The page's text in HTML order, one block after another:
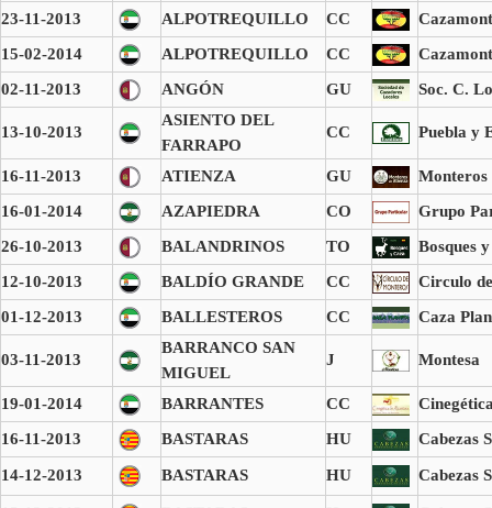
23-11-2013 ALPOTREQUILLO CC
15-02-2014
ALPOTREQUILLO CC
02-11-2013
ANGÓN GU Soc. C.
13-10-2013
ASIENTO DEL
FARRAPO
CC Puebla y
16-11-2013 ATIENZA GU
Monteros
16-01-2014
AZAPIEDRA CO
Grupo
26-10-2013
BALANDRINOS TO
Bosques
12-10-2013
BALDÍO GRANDE CC
Circulo
01-12-2013
BALLESTEROS CC Caza
03-11-2013
BARRANCO SAN
MIGUEL
J Montesa
19-01-2014 BARRANTES CC
16-11-2013
BASTARAS HU Cabezas
14-12-2013 BASTARAS HU Cabezas